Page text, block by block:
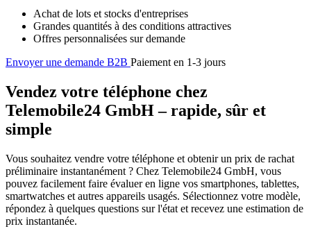
Achat de lots et stocks d'entreprises
Grandes quantités à des conditions attractives
Offres personnalisées sur demande
Envoyer une demande B2B Paiement en 1-3 jours
Vendez votre téléphone chez
Telemobile24 GmbH – rapide, sûr et
simple
Vous souhaitez vendre votre téléphone et obtenir un prix de rachat
préliminaire instantanément ? Chez Telemobile24 GmbH, vous
pouvez facilement faire évaluer en ligne vos smartphones, tablettes,
smartwatches et autres appareils usagés. Sélectionnez votre modèle,
répondez à quelques questions sur l'état et recevez une estimation de
prix instantanée.